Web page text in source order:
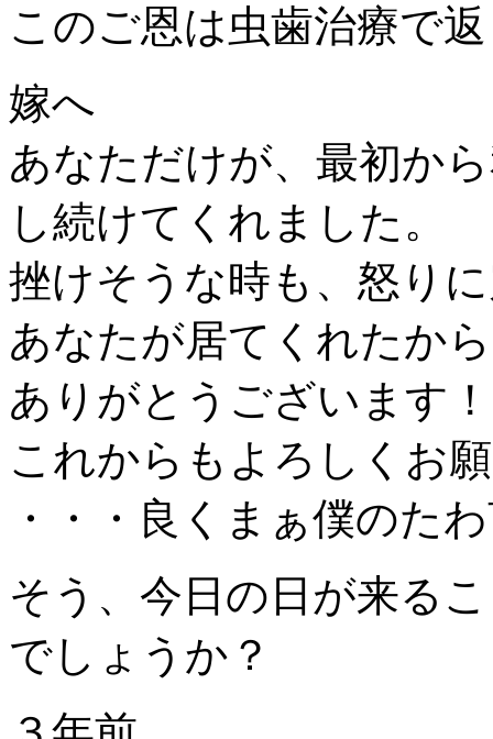
このご恩は虫歯治療で
嫁へ
あなただけが、最初か
し続けてくれました。
挫けそうな時も、怒り
あなたが居てくれたか
ありがとうございます！
これからもよろしくお
・・・良くまぁ僕のた
そう、今日の日が来る
でしょうか？